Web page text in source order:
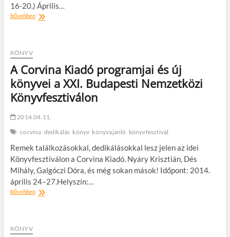
16-20.) Április…
bővebbenA
Budapesti
Nemzetközi
Könyvfesztiválon
KÖNYV
A Corvina Kiadó programjai és új
könyvei a XXI. Budapesti Nemzetközi
Könyvfesztiválon
2014.04.11.
corvina dedikálás könyv könyvajánló könyvfesztivál
Remek találkozásokkal, dedikálásokkal lesz jelen az idei
Könyvfesztiválon a Corvina Kiadó. Nyáry Krisztián, Dés
Mihály, Galgóczi Dóra, és még sokan mások! Időpont: 2014.
április 24–27.Helyszín:…
bővebbenA
KÖNYV